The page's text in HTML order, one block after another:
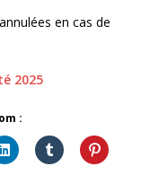
en cas de
2025
: